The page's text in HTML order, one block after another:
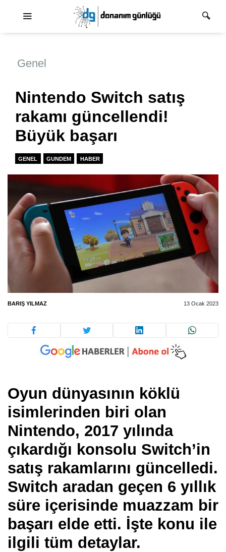
Genel
Nintendo Switch satış
rakamı güncellendi!
Büyük başarı
GENEL GUNDEM HABER
BARIŞ YILMAZ 13 Ocak 2023
Oyun dünyasının köklü
isimlerinden biri olan
Nintendo, 2017 yılında
çıkardığı konsolu Switch’in
satış rakamlarını güncelledi.
Switch aradan geçen 6 yıllık
süre içerisinde muazzam bir
başarı elde etti. İşte konu ile
ilgili tüm detaylar.